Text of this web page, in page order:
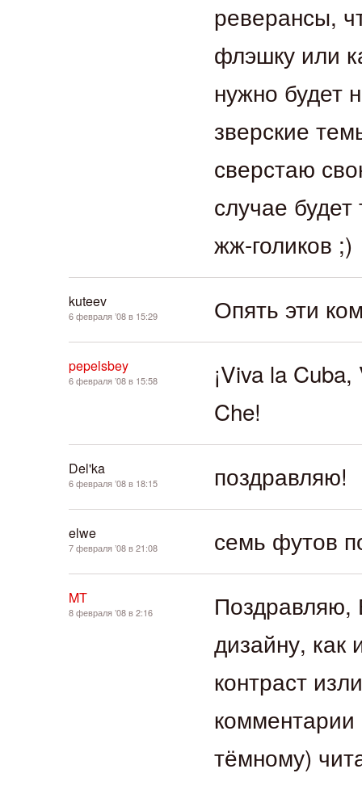
реверансы,
флэшку или
нужно будет
зверские
сверстаю
случае
жж-голиков ;)
Опять эти
kuteev
6 февраля ’08 в 15:29
¡Viva la
Che!
pepelsbey
6 февраля ’08 в 15:58
поздравляю!
Del'ka
6 февраля ’08 в 18:15
семь футов
elwe
7 февраля ’08 в 21:08
дизайну, как
контраст
тёмному)
MT
8 февраля ’08 в 2:16